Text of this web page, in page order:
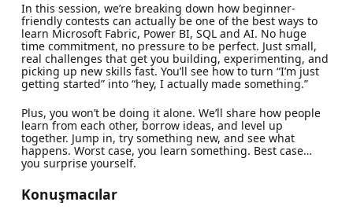
In this session, we’re breaking down how beginner-
friendly contests can actually be one of the best ways to
learn Microsoft Fabric, Power BI, SQL and AI. No huge
time commitment, no pressure to be perfect. Just small,
real challenges that get you building, experimenting, and
picking up new skills fast. You’ll see how to turn “I’m just
getting started” into “hey, I actually made something.”
Plus, you won’t be doing it alone. We’ll share how people
learn from each other, borrow ideas, and level up
together. Jump in, try something new, and see what
happens. Worst case, you learn something. Best case…
you surprise yourself.
Konuşmacılar